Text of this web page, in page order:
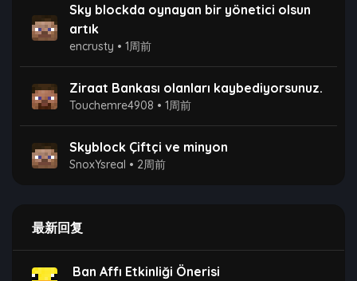
Sky blockda oynayan bir yönetici olsun
artık
encrusty • 1周前
Ziraat Bankası olanları kaybediyorsunuz.
Touchemre4908 • 1周前
Skyblock Çiftçi ve minyon
SnoxYsreal • 2周前
最新回复
Ban Affı Etkinliği Önerisi